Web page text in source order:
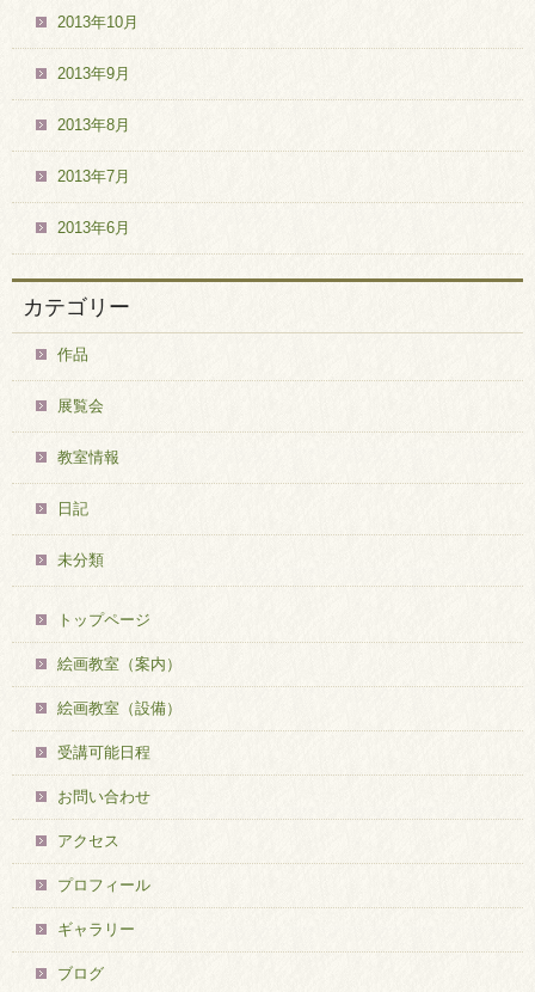
2013年10月
2013年9月
2013年8月
2013年7月
2013年6月
カテゴリー
作品
展覧会
教室情報
日記
未分類
トップページ
絵画教室（案内）
絵画教室（設備）
受講可能日程
お問い合わせ
アクセス
プロフィール
ギャラリー
ブログ